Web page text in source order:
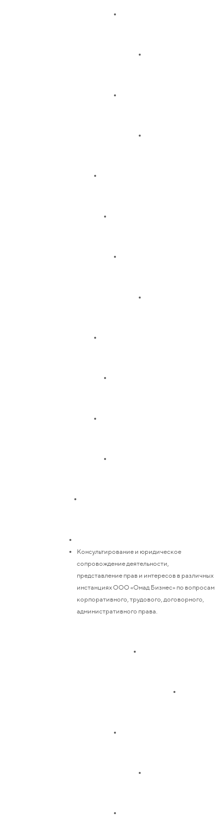
Консультирование и юридическое
сопровождение деятельности,
представление прав и интересов в различных
инстанциях ООО «Омад Бизнес» по вопросам
корпоративного, трудового, договорного,
административного права.